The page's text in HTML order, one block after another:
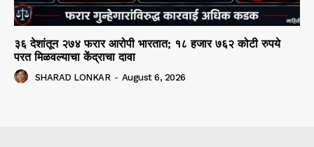
३६ देशांतून २७४ फरार आरोपी भारतात; १८ हजार ७६२ कोटी रुपये
परत मिळवल्याचा केंद्राचा दावा
SHARAD LONKAR - August 6, 2026